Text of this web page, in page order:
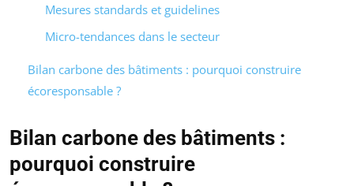
Mesures standards et guidelines
Micro-tendances dans le secteur
Bilan carbone des bâtiments : pourquoi construire
écoresponsable ?
Bilan carbone des bâtiments :
pourquoi construire